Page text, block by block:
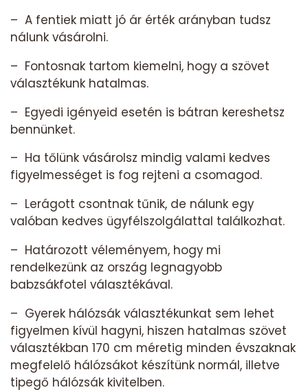
– A fentiek miatt jó ár érték arányban tudsz
nálunk vásárolni.
– Fontosnak tartom kiemelni, hogy a szövet
választékunk hatalmas.
– Egyedi igényeid esetén is bátran kereshetsz
bennünket.
– Ha tőlünk vásárolsz mindig valami kedves
figyelmességet is fog rejteni a csomagod.
– Lerágott csontnak tűnik, de nálunk egy
valóban kedves ügyfélszolgálattal találkozhat.
– Határozott véleményem, hogy mi
rendelkezünk az ország legnagyobb
babzsákfotel választékával.
– Gyerek hálózsák választékunkat sem lehet
figyelmen kívül hagyni, hiszen hatalmas szövet
választékban 170 cm méretig minden évszaknak
megfelelő hálózsákot készítünk normál, illetve
tipegő hálózsák kivitelben.